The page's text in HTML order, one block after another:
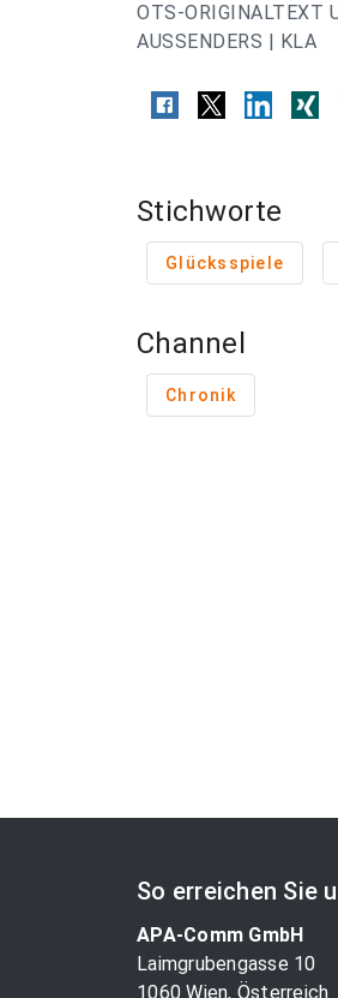
OTS-ORIGINALTEXT
AUSSENDERS | KLA
Stichworte
Glücksspiele
Channel
Chronik
So erreichen Sie
APA-Comm GmbH
Laimgrubengasse 10
1060 Wien, Österreich